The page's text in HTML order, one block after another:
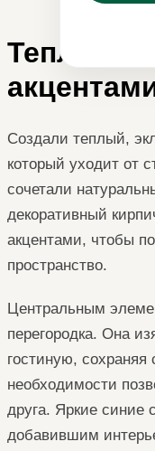
Теплый
Создали теплый,
который уходит от
сочетали
декоративный
акцентами, чтобы
пространство.
Центральным
перегородка. Она
гостиную,
необходимости
друга. Яркие
добавившим